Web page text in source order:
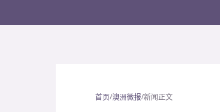
首页/澳洲微报/新闻正文